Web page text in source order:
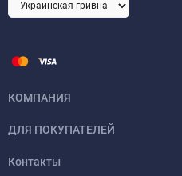
КОМПАНИЯ
ДЛЯ ПОКУПАТЕЛЕЙ
Контакты